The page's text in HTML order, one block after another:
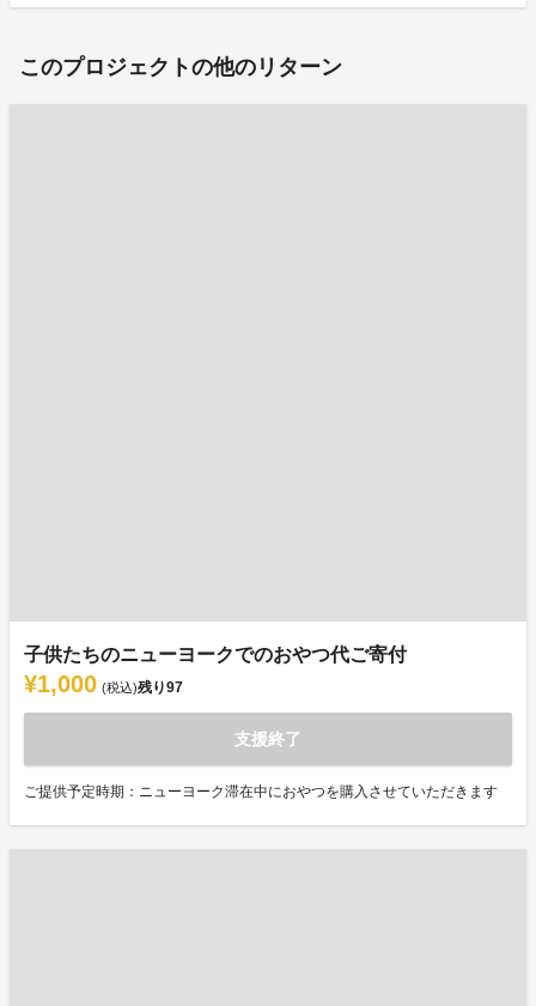
このプロジェクトの他のリターン
子供たちのニューヨークでのおやつ代ご寄付
¥1,000 (税込)残り97
支援終了
ご提供予定時期：ニューヨーク滞在中におやつを購入させていただきます